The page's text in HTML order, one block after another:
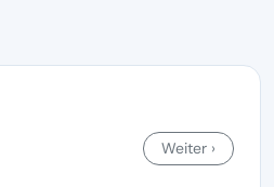
Weiter ›